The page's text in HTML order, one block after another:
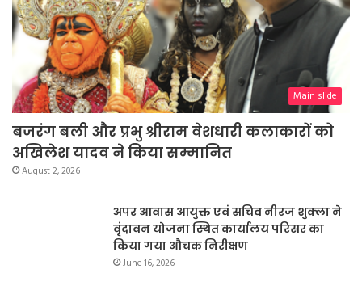
Main slide
बजरंग बली और प्रभु श्रीराम वेशधारी कलाकारों को
अखिलेश यादव ने किया सम्मानित
August 2, 2026
अपर आवास आयुक्त एवं सचिव नीरज शुक्ला ने
वृंदावन योजना स्थित कार्यालय परिसर का
किया गया औचक निरीक्षण
June 16, 2026